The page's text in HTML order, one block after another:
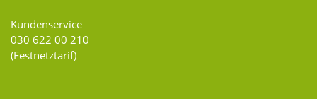
Kundenservice
030 622 00 210
(Festnetztarif)